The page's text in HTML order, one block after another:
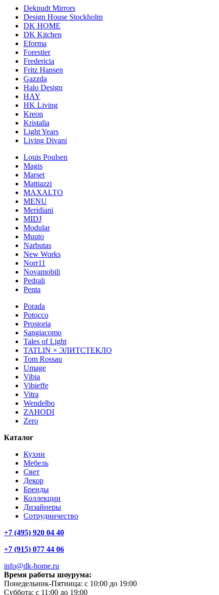
Deknudt Mirrors
Design House Stockholm
DK HOME
DK Kitchen
Eforma
Forestier
Fredericia
Fritz Hansen
Gazzda
Halo Design
HAY
HK Living
Kreon
Kristalia
Light Years
Living Divani
Louis Poulsen
Magis
Marset
Mattiazzi
MAXALTO
MENU
Meridiani
MIDJ
Modular
Muuto
Narbutas
New Works
Norr11
Novamobili
Pedrali
Penta
Porada
Potocco
Prostoria
Sangiacomo
Tales of Light
TATLIN × ЭЛИТСТЕКЛО
Tom Rossau
Umage
Vibia
Vibieffe
Vitra
Wendelbo
ZAHODI
Zero
Каталог
Кухни
Мебель
Свет
Декор
Бренды
Коллекции
Дизайнеры
Сотрудничество
+7 (495) 920 04 40
+7 (915) 077 44 06
info@dk-home.ru
Время работы шоурума:
Понедельник-Пятница: c 10:00 до 19:00
Суббота: c 11:00 до 19:00